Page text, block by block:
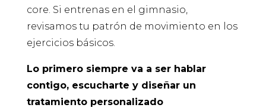
core. Si entrenas en el gimnasio,
revisamos tu patrón de movimiento en los
ejercicios básicos.
Lo primero siempre va a ser hablar
contigo, escucharte y diseñar un
tratamiento personalizado